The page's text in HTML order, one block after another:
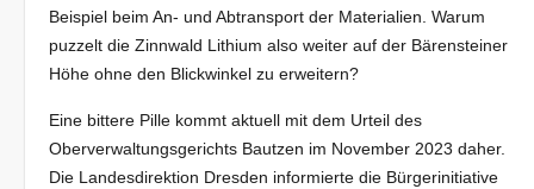
Beispiel beim An- und Abtransport der Materialien. Warum
puzzelt die Zinnwald Lithium also weiter auf der Bärensteiner
Höhe ohne den Blickwinkel zu erweitern?
Eine bittere Pille kommt aktuell mit dem Urteil des
Oberverwaltungsgerichts Bautzen im November 2023 daher.
Die Landesdirektion Dresden informierte die Bürgerinitiative